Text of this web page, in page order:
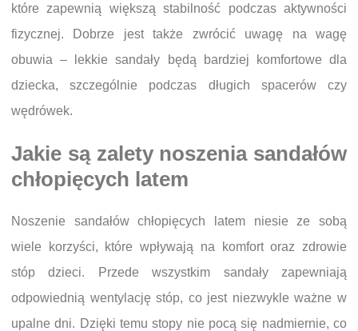
które zapewnią większą stabilność podczas aktywności
fizycznej. Dobrze jest także zwrócić uwagę na wagę
obuwia – lekkie sandały będą bardziej komfortowe dla
dziecka, szczególnie podczas długich spacerów czy
wędrówek.
Jakie są zalety noszenia sandałów
chłopięcych latem
Noszenie sandałów chłopięcych latem niesie ze sobą
wiele korzyści, które wpływają na komfort oraz zdrowie
stóp dzieci. Przede wszystkim sandały zapewniają
odpowiednią wentylację stóp, co jest niezwykle ważne w
upalne dni. Dzięki temu stopy nie pocą się nadmiernie, co